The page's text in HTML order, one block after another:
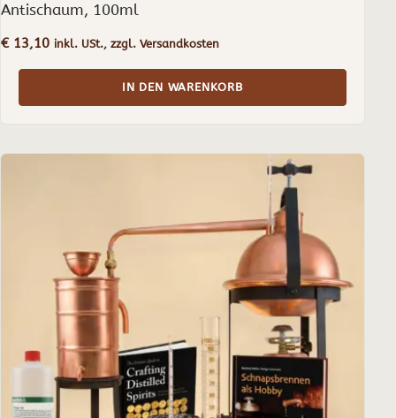
Antischaum, 100ml
€13,10 inkl. USt., zzgl. Versandkosten
IN DEN WARENKORB
Varianten
können
der